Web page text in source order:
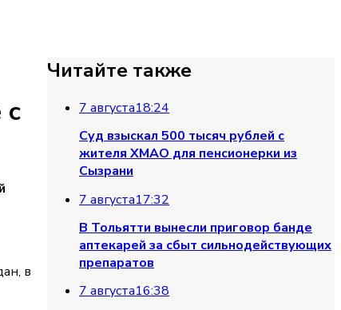
в
Читайте также
7 августа18:24
Суд взыскал 500 тысяч рублей с
жителя ХМАО для пенсионерки из
Сызрани
7 августа17:32
В Тольятти вынесли приговор банде
аптекарей за сбыт сильнодействующих
препаратов
7 августа16:38